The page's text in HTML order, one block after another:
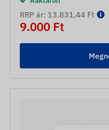
RRP ár: 13.831,44 Ft
9.000 Ft